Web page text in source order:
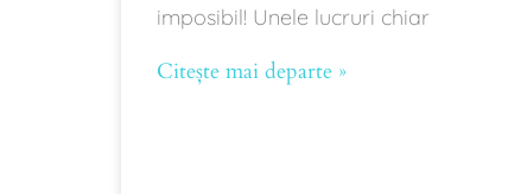
imposibil! Unele lucruri chiar
Citește mai departe »